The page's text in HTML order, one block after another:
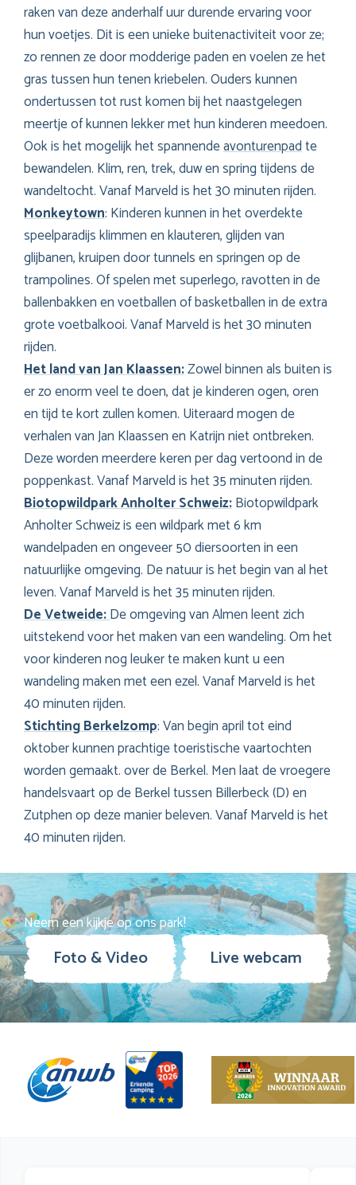
raken van deze anderhalf uur durende ervaring voor
hun voetjes. Dit is een unieke buitenactiviteit voor ze;
zo rennen ze door modderige paden en voelen ze het
gras tussen hun tenen kriebelen. Ouders kunnen
ondertussen tot rust komen bij het naastgelegen
meertje of kunnen lekker met hun kinderen meedoen.
Ook is het mogelijk het spannendeavonturenpadte
bewandelen. Klim, ren, trek, duw en spring tijdens de
wandeltocht. Vanaf Marveld is het 30 minuten rijden.
Monkeytown: Kinderen kunnen in het overdekte
speelparadijs klimmen en klauteren, glijden van
glijbanen, kruipen door tunnels en springen op de
trampolines. Of spelen met superlego, ravotten in de
ballenbakken en voetballen of basketballen in de extra
grote voetbalkooi. Vanaf Marveld is het 30 minuten
rijden.
Het land van Jan Klaassen:Zowel binnen als buiten is
er zo enorm veel te doen, dat je kinderen ogen, oren
en tijd te kort zullen komen. Uiteraard mogen de
verhalen van Jan Klaassen en Katrijn niet ontbreken.
Deze worden meerdere keren per dag vertoond in de
poppenkast. Vanaf Marveld is het 35 minuten rijden.
Biotopwildpark Anholter Schweiz:Biotopwildpark
Anholter Schweiz is een wildpark met 6 km
wandelpaden en ongeveer 50 diersoorten in een
natuurlijke omgeving. De natuur is het begin van al het
leven. Vanaf Marveld is het 35 minuten rijden.
De Vetweide:De omgeving van Almen leent zich
uitstekend voor het maken van een wandeling. Om het
voor kinderen nog leuker te maken kunt u een
wandeling maken met een ezel. Vanaf Marveld is het
40 minuten rijden.
Stichting Berkelzomp: Van begin april tot eind
oktober kunnen prachtige toeristische vaartochten
worden gemaakt. over de Berkel. Men laat de vroegere
handelsvaart op de Berkel tussen Billerbeck (D) en
Zutphen op deze manier beleven. Vanaf Marveld is het
40 minuten rijden.
Neem een kijkje op ons park!
Foto & Video Live webcam